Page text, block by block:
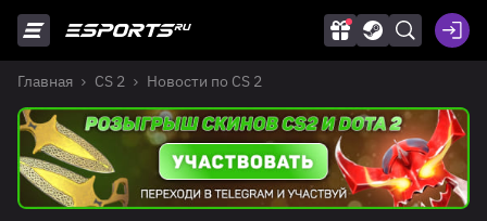
Главная CS 2 Новости по CS 2